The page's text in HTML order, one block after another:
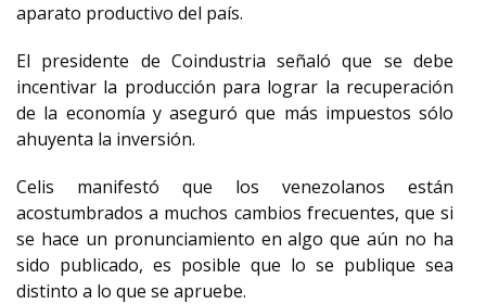
aparato productivo del país.
El presidente de Coindustria señaló que se debe
incentivar la producción para lograr la recuperación
de la economía y aseguró que más impuestos sólo
ahuyenta la inversión.
Celis manifestó que los venezolanos están
acostumbrados a muchos cambios frecuentes, que si
se hace un pronunciamiento en algo que aún no ha
sido publicado, es posible que lo se publique sea
distinto a lo que se apruebe.